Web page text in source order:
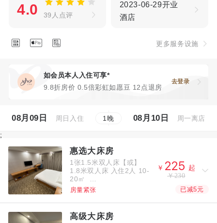
4.0 39人点评
2023-06-29开业
酒店
   更多服务设施
如会员本人入住可享*
9.8折房价 0.5倍彩虹如愿豆 12点退房
去登录
08月09日 周日入住 1晚 08月10日 周一离店
;
惠选大床房
1张1.5米双人床【或】
1.8米双人床 入住2人
10-
20㎡
￥ 
起
￥230
房量紧张 已减5元
高级大床房